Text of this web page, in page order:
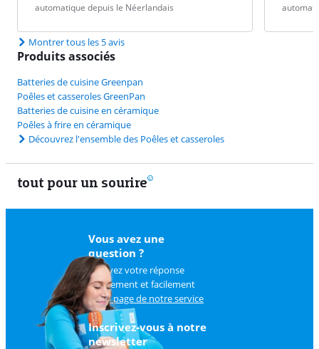
automatique depuis le Néerlandais
Montrer tous les 5 avis
Produits associés
Batteries de cuisine Greenpan
Poêles et casseroles GreenPan
Batteries de cuisine en céramique
Poêles à frire en céramique
Découvrez l'ensemble des Poêles et casseroles
tout pour un sourire
Vous avez une
question ?
Trouvez votre réponse
rapidement et facilement
surla page de notre service
client.
Inscrivez-vous à notre
newsletter